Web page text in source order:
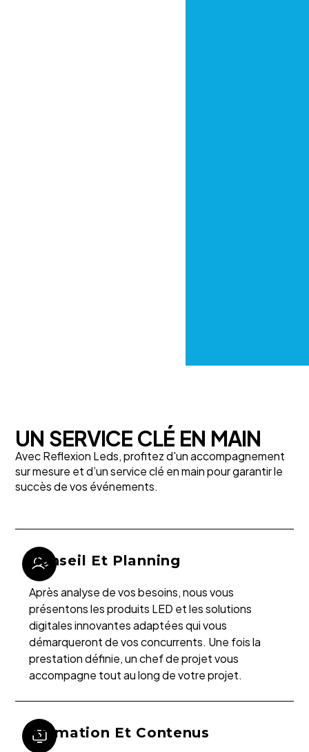
UN SERVICE CLÉ EN MAIN
Avec Reflexion Leds, profitez d'un accompagnement
sur mesure et d’un service clé en main pour garantir le
succès de vos événements.
Conseil Et Planning
Après analyse de vos besoins, nous vous
présentons les produits LED et les solutions
digitales innovantes adaptées qui vous
démarqueront de vos concurrents. Une fois la
prestation définie, un chef de projet vous
accompagne tout au long de votre projet.
Animation Et Contenus